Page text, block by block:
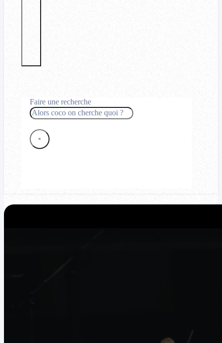
Faire une recherche
Rechercher
×